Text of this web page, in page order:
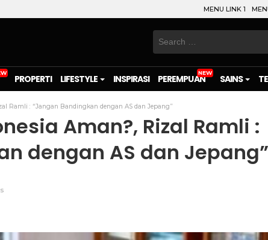
MENU LINK 1
Search
PROPERTI LIFESTYLE INSPIRASI PEREMPUAN SAINS
Ramli : “Jangan Bandingkan dengan AS dan Jepang”
Aman?, Rizal Ramli :
dengan AS dan Jepang”